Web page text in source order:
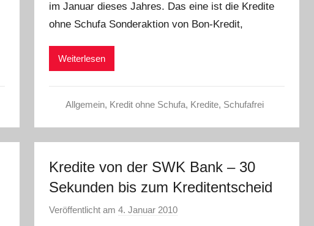
C
h
e
im Januar dieses Jahres. Das eine ist die Kredite
ohne Schufa Sonderaktion von Bon-Kredit,
Weiterlesen
Allgemein, Kredit ohne Schufa, Kredite, Schufafrei
Kredite von der SWK Bank – 30
Sekunden bis zum Kreditentscheid
Veröffentlicht am 4. Januar 2010v